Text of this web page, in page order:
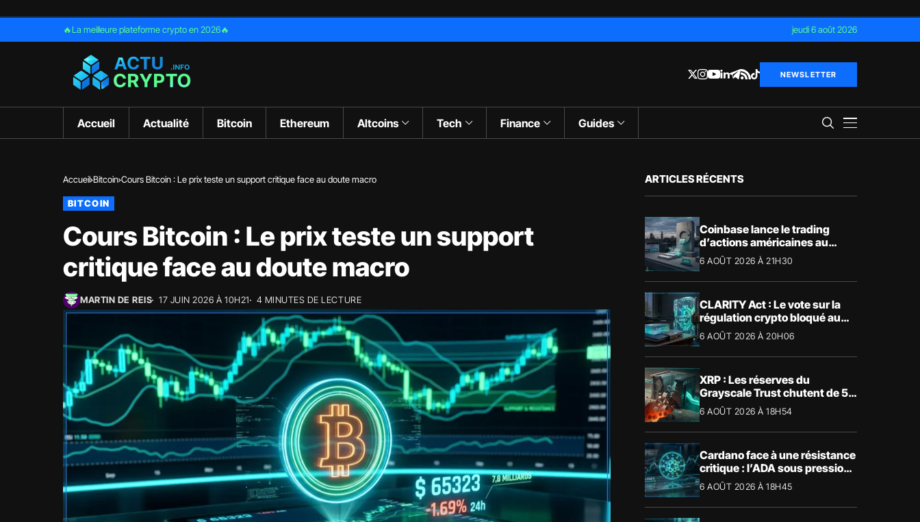
🔥La meilleure plateforme crypto en 2026🔥 jeudi 6 août 2026
NEWSLETTER
Accueil Actualité Bitcoin Ethereum Altcoins Tech Finance Guides
Accueil Bitcoin Cours Bitcoin : Le prix teste un support critique face au doute macro
BITCOIN
Cours Bitcoin : Le prix teste un support
critique face au doute macro
MARTIN DE REIS 17 JUIN 2026 À 10H21 4 MINUTES DE LECTURE
ARTICLES RÉCENTS
Coinbase lance le trading
d’actions américaines au
Royaume-Uni
6 AOÛT 2026 À 21H30
CLARITY Act : Le vote sur la
régulation crypto bloqué au
Sénat américain
6 AOÛT 2026 À 20H06
XRP : Les réserves du
Grayscale Trust chutent de 55
% suite aux rachats
6 AOÛT 2026 À 18H54
Cardano face à une résistance
critique : l’ADA sous pression
technique
6 AOÛT 2026 À 18H45